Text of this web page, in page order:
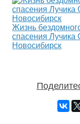
Жизнь
спасения Лучика
Новосибирск